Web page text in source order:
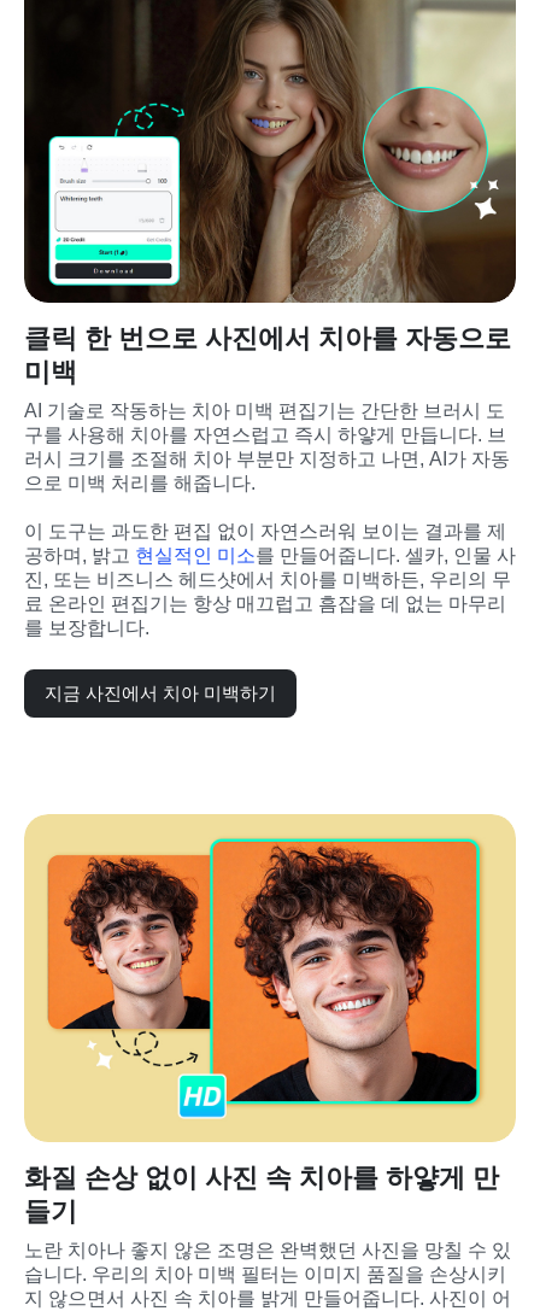
클릭 한 번으로 사진에서 치아를 자동으로
미백
AI 기술로 작동하는 치아 미백 편집기는 간단한 브러시 도
구를 사용해 치아를 자연스럽고 즉시 하얗게 만듭니다. 브
러시 크기를 조절해 치아 부분만 지정하고 나면, AI가 자동
으로 미백 처리를 해줍니다.
이 도구는 과도한 편집 없이 자연스러워 보이는 결과를 제
공하며, 밝고 현실적인 미소를 만들어줍니다. 셀카, 인물 사
진, 또는 비즈니스 헤드샷에서 치아를 미백하든, 우리의 무
료 온라인 편집기는 항상 매끄럽고 흠잡을 데 없는 마무리
를 보장합니다.
지금 사진에서 치아 미백하기
화질 손상 없이 사진 속 치아를 하얗게 만
들기
노란 치아나 좋지 않은 조명은 완벽했던 사진을 망칠 수 있
습니다. 우리의 치아 미백 필터는 이미지 품질을 손상시키
지 않으면서 사진 속 치아를 밝게 만들어줍니다. 사진이 어